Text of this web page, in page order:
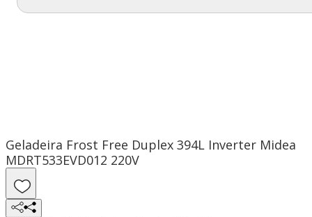
Geladeira Frost Free Duplex 394L Inverter Midea
MDRT533EVD012 220V